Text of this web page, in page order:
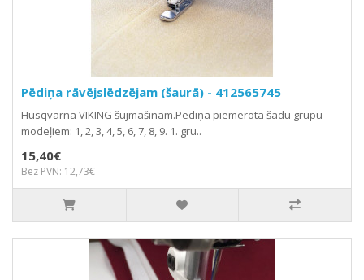
Pēdiņa rāvējslēdzējam (šaurā) - 412565745
Husqvarna VIKING šujmašīnām.Pēdiņa piemērota šādu grupu
modeļiem: 1, 2, 3, 4, 5, 6, 7, 8, 9. 1. gru..
15,40€
Bez PVN: 12,73€